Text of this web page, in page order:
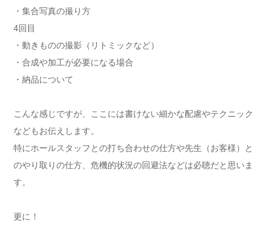
・集合写真の撮り方
4回目
・動きものの撮影（リトミックなど）
・合成や加工が必要になる場合
・納品について
こんな感じですが、ここには書けない細かな配慮やテクニック
などもお伝えします。
特にホールスタッフとの打ち合わせの仕方や先生（お客様）と
のやり取りの仕方、危機的状況の回避法などは必聴だと思いま
す。
更に！